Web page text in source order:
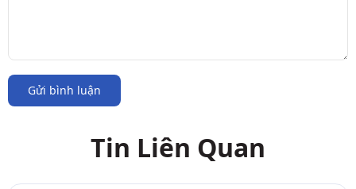
Gửi bình luận
Tin Liên Quan